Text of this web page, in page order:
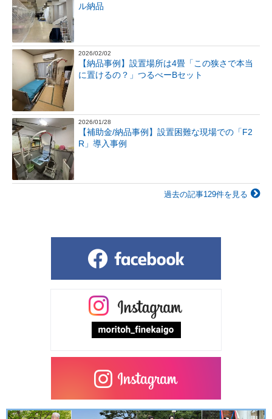
ル納品
2026/02/02
【納品事例】設置場所は4畳「この狭さで本当
に置けるの？」つるべーBセット
2026/01/28
【補助金/納品事例】設置困難な現場での「F2
R」導入事例
過去の記事129件を見る